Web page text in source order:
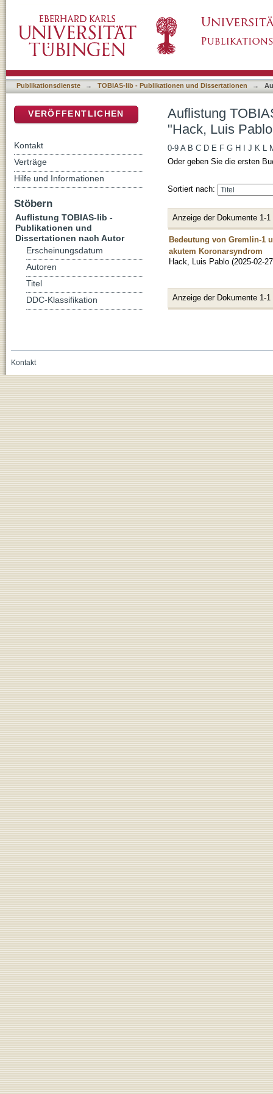
Publikationsdienste → TOBIAS-lib - Publikationen und Dissertationen →
Auflistung
"Hack, Luis
0-9 A B C D E F G H J K L
Oder geben Sie die ersten
Sortiert nach:
Anzeige der Dokumente 1-1
Bedeutung von Gremlin-1
akutem Koronarsyndrom
Hack, Luis Pablo (2025-02-27
Anzeige der Dokumente 1-1
VERÖFFENTLICHEN
Kontakt
Verträge
Hilfe und Informationen
Stöbern
Auflistung TOBIAS-lib -
Publikationen und
Dissertationen nach Autor
Erscheinungsdatum
Autoren
Titel
DDC-Klassifikation
Kontakt